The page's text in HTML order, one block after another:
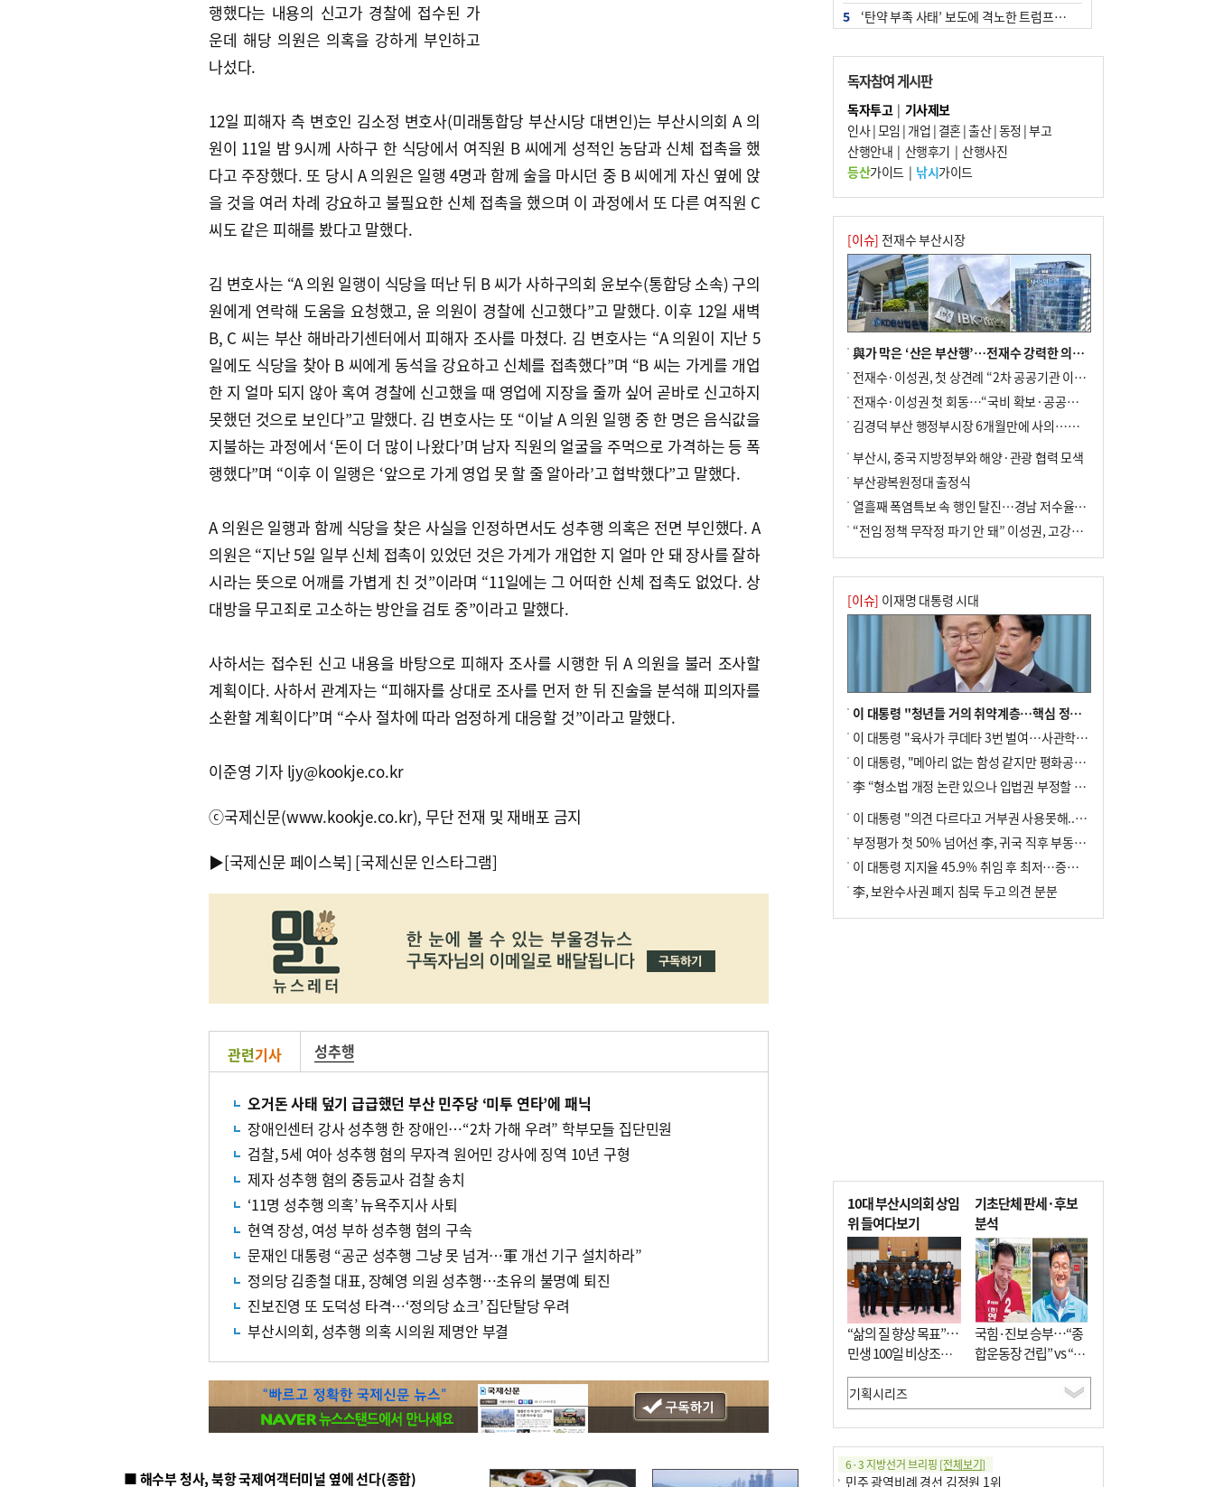
행했다는 내용의 신고가 경찰에 접수된 가
운데 해당 의원은 의혹을 강하게 부인하고
나섰다.
12일 피해자 측 변호인 김소정 변호사(미래통합당 부산시당 대변인)는 부산시의회 A 의
원이 11일 밤 9시께 사하구 한 식당에서 여직원 B 씨에게 성적인 농담과 신체 접촉을 했
다고 주장했다. 또 당시 A 의원은 일행 4명과 함께 술을 마시던 중 B 씨에게 자신 옆에 앉
을 것을 여러 차례 강요하고 불필요한 신체 접촉을 했으며 이 과정에서 또 다른 여직원 C
씨도 같은 피해를 봤다고 말했다.
김 변호사는 “A 의원 일행이 식당을 떠난 뒤 B 씨가 사하구의회 윤보수(통합당 소속) 구의
원에게 연락해 도움을 요청했고, 윤 의원이 경찰에 신고했다”고 말했다. 이후 12일 새벽
B, C 씨는 부산 해바라기센터에서 피해자 조사를 마쳤다. 김 변호사는 “A 의원이 지난 5
일에도 식당을 찾아 B 씨에게 동석을 강요하고 신체를 접촉했다”며 “B 씨는 가게를 개업
한 지 얼마 되지 않아 혹여 경찰에 신고했을 때 영업에 지장을 줄까 싶어 곧바로 신고하지
못했던 것으로 보인다”고 말했다. 김 변호사는 또 “이날 A 의원 일행 중 한 명은 음식값을
지불하는 과정에서 ‘돈이 더 많이 나왔다’며 남자 직원의 얼굴을 주먹으로 가격하는 등 폭
행했다”며 “이후 이 일행은 ‘앞으로 가게 영업 못 할 줄 알아라’고 협박했다”고 말했다.
A 의원은 일행과 함께 식당을 찾은 사실을 인정하면서도 성추행 의혹은 전면 부인했다. A
의원은 “지난 5일 일부 신체 접촉이 있었던 것은 가게가 개업한 지 얼마 안 돼 장사를 잘하
시라는 뜻으로 어깨를 가볍게 친 것”이라며 “11일에는 그 어떠한 신체 접촉도 없었다. 상
대방을 무고죄로 고소하는 방안을 검토 중”이라고 말했다.
사하서는 접수된 신고 내용을 바탕으로 피해자 조사를 시행한 뒤 A 의원을 불러 조사할
계획이다. 사하서 관계자는 “피해자를 상대로 조사를 먼저 한 뒤 진술을 분석해 피의자를
소환할 계획이다”며 “수사 절차에 따라 엄정하게 대응할 것”이라고 말했다.
이준영 기자 ljy@kookje.co.kr
ⓒ국제신문(www.kookje.co.kr), 무단 전재 및 재배포 금지
▶[국제신문 페이스북] [국제신문 인스타그램]
관련기사 성추행
오거돈 사태 덮기 급급했던 부산 민주당 ‘미투 연타’에 패닉
장애인센터 강사 성추행 한 장애인…“2차 가해 우려” 학부모들 집단민원
검찰, 5세 여아 성추행 혐의 무자격 원어민 강사에 징역 10년 구형
제자 성추행 혐의 중등교사 검찰 송치
‘11명 성추행 의혹’ 뉴욕주지사 사퇴
현역 장성, 여성 부하 성추행 혐의 구속
문재인 대통령 “공군 성추행 그냥 못 넘겨…軍 개선 기구 설치하라”
정의당 김종철 대표, 장혜영 의원 성추행…초유의 불명예 퇴진
진보진영 또 도덕성 타격…‘정의당 쇼크’ 집단탈당 우려
부산시의회, 성추행 의혹 시의원 제명안 부결
■ 해수부 청사, 북항 국제여객터미널 옆에 선다(종합)
5
‘탄약 부족 사태’ 보도에 격노한 트럼프…
물선 적발
7
백양산 고지대 마을우물 55년 만에 바닥
경위 이하 경찰 하위직 ‘중수청 러시’ 전
망…檢 기피와 대조
10 피란마을 67년 역사인데…전교생 24명 아
미초 통폐합 기로
독자참여 게시판
독자투고| 기사제보
인사|모임 | 개업 | 결혼|출산|동정 |부고
산행안내 | 산행후기 | 산행사진
등산가이드| 낚시가이드
[이슈] 전재수 부산시장
與가 막은 ‘산은 부산행’…전재수 강력한 의지 표명 없인 공염불
전재수·이성권, 첫 상견례 “2차 공공기관 이전 초당 협력”(종합)
전재수·이성권 첫 회동…“국비 확보·공공기관 이전 협력”
김경덕 부산 행정부시장 6개월만에 사의…후임 인선 촉각
부산시, 중국 지방정부와 해양·관광 협력 모색
부산광복원정대 출정식
열흘째 폭염특보 속 행인 탈진…경남 저수율 평년의 절반
“전임 정책 무작정 파기 안 돼” 이성권, 고강도 ‘전재수 견제’ 예고
[이슈] 이재명 대통령 시대
이 대통령 "청년들 거의 취약계층…핵심 정책 재편""
이 대통령 "육사가 쿠데타 3번 벌여…사관학교 통합 신속히 추진"
이 대통령, "메아리 없는 함성 같지만 평화공존책 계속해야"
李 “형소법 개정 논란 있으나 입법권 부정할 만큼은 아냐”(종합)
이 대통령 "의견 다르다고 거부권 사용못해.. 입법권 부정할 상황이라 보기 어려워"
부정평가 첫 50% 넘어선 李, 귀국 직후 부동산·증시 점검(종합)
이 대통령 지지율 45.9% 취임 후 최저…증시 폭락·연임 개헌 논란 영향
李, 보완수사권 폐지 침묵 두고 의견 분분
10대 부산시의회 상임
위 들여다보기
“삶의 질 향상 목표”…
민생 100일 비상조치
면밀 심사
기초단체 판세·후보
분석
국힘·진보 승부…“종
합운동장 건립” vs “출
근 공공버스 도입”
6·3 지방선거 브리핑 [전체보기]
민주 광역비례 경선 김정원 1위